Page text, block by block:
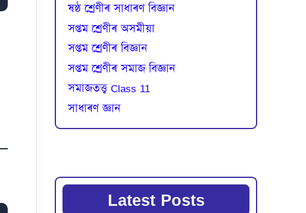
ষষ্ঠ শ্ৰেণীৰ সাধাৰণ বিজ্ঞান
সপ্তম শ্ৰেণীৰ অসমীয়া
সপ্তম শ্ৰেণীৰ বিজ্ঞান
সপ্তম শ্ৰেণীৰ সমাজ বিজ্ঞান
সমাজতত্ত্ব Class 11
সাধাৰণ জ্ঞান
Latest Posts